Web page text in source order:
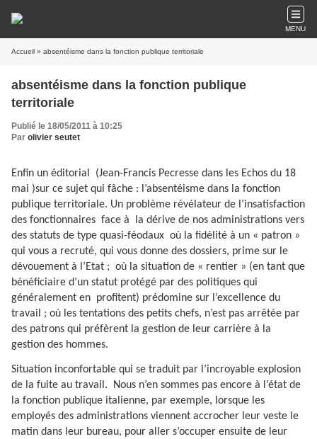
MENU
Accueil » absentéisme dans la fonction publique territoriale
absentéisme dans la fonction publique
territoriale
Publié le 18/05/2011 à 10:25
Par olivier seutet
Enfin un éditorial
(Jean-Francis Pecresse dans les Echos du 18
mai )sur ce sujet qui fâche : l’absentéisme dans la fonction
publique territoriale. Un problème révélateur de l’insatisfaction
des fonctionnaires face à
la dérive de nos administrations vers
des statuts de type quasi-féodaux où la fidélité à un « patron »
qui vous a recruté, qui vous donne des dossiers, prime sur le
dévouement à l’Etat ; où la situation de « rentier » (en tant que
bénéficiaire d’un statut protégé par des politiques qui
généralement en profitent) prédomine sur l’excellence du
travail ; où les tentations des petits chefs, n’est pas arrêtée par
des patrons qui préfèrent la gestion de leur carrière à la
gestion des hommes.
Situation inconfortable qui se traduit par l’incroyable explosion
de la fuite au travail.
Nous n’en sommes pas encore à l’état de
la fonction publique italienne, par exemple, lorsque les
employés des administrations viennent accrocher leur veste le
matin dans leur bureau, pour aller s’occuper ensuite de leur